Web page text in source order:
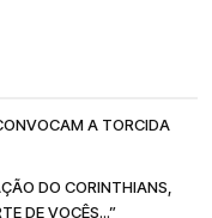
A TORCIDA
DO CORINTHIANS,
DE VOCÊS...”